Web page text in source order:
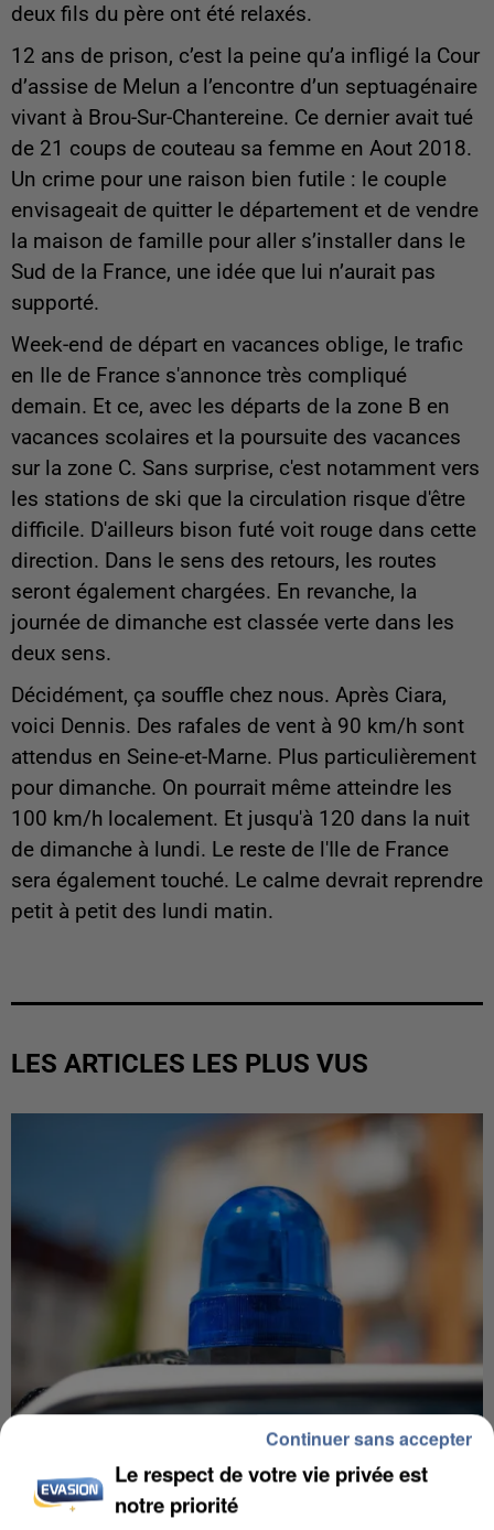
deux fils du père ont été relaxés.
12 ans de prison, c’est la peine qu’a infligé la Cour
d’assise de Melun a l’encontre d’un septuagénaire
vivant à Brou-Sur-Chantereine. Ce dernier avait tué
de 21 coups de couteau sa femme en Aout 2018.
Un crime pour une raison bien futile : le couple
envisageait de quitter le département et de vendre
la maison de famille pour aller s’installer dans le
Sud de la France, une idée que lui n’aurait pas
supporté.
Week-end de départ en vacances oblige, le trafic
en Ile de France s'annonce très compliqué
demain. Et ce, avec les départs de la zone B en
vacances scolaires et la poursuite des vacances
sur la zone C. Sans surprise, c'est notamment vers
les stations de ski que la circulation risque d'être
difficile. D'ailleurs bison futé voit rouge dans cette
direction. Dans le sens des retours, les routes
seront également chargées. En revanche, la
journée de dimanche est classée verte dans les
deux sens.
Décidément, ça souffle chez nous. Après Ciara,
voici Dennis. Des rafales de vent à 90 km/h sont
attendus en Seine-et-Marne. Plus particulièrement
pour dimanche. On pourrait même atteindre les
100 km/h localement. Et jusqu'à 120 dans la nuit
de dimanche à lundi. Le reste de l'Ile de France
sera également touché. Le calme devrait reprendre
petit à petit des lundi matin.
LES ARTICLES LES PLUS VUS
IL TUE SON FILS ET ENVOIE DES PHOTOS À SON
EX-COMPAGNE À NICE
Le respect de votre vie privée est
notre priorité
Continuer sans accepter